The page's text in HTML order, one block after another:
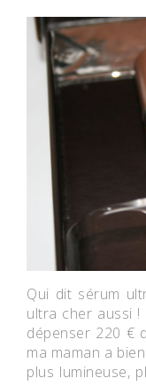
Qui dit sérum
ultra cher aussi !
dépenser 220 €
ma maman a
plus lumineuse,